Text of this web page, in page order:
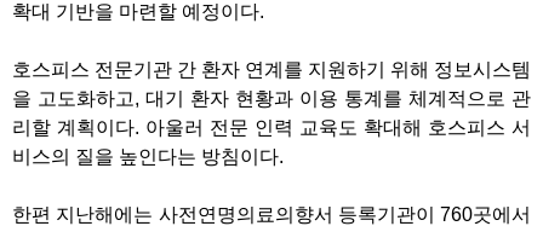
확대 기반을 마련할 예정이다.
호스피스 전문기관 간 환자 연계를 지원하기 위해 정보시스템
을 고도화하고, 대기 환자 현황과 이용 통계를 체계적으로 관
리할 계획이다. 아울러 전문 인력 교육도 확대해 호스피스 서
비스의 질을 높인다는 방침이다.
한편 지난해에는 사전연명의료의향서 등록기관이 760곳에서